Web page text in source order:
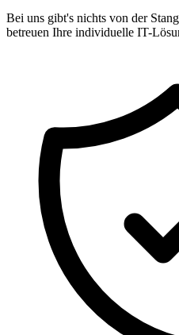
Bei uns gibt's nichts von der
betreuen Ihre individuelle IT-